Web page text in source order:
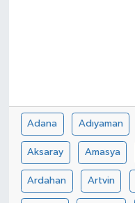
Adana Adıyaman
Aksaray Amasya
Ardahan Artvin